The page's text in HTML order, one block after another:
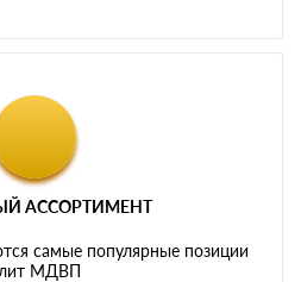
АССОРТИМЕНТ
самые популярные позиции
МДВП